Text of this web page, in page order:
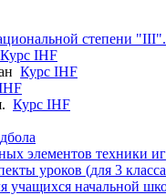
степени
Курс IHF
Курс IHF
Курс IHF
элементов техники
уроков (для 3
учащихся начальной